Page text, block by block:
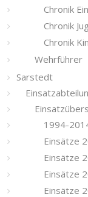
Chronik
Chronik
Chronik
Wehrführer
Sarstedt
1994-
Einsätze
Einsätze
Einsätze
Einsätze